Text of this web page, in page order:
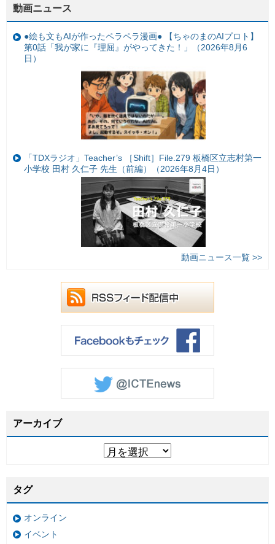
動画ニュース
●絵も文もAIが作ったペラペラ漫画● 【ちゃのまのAIプロト】
第0話「我が家に『理屈』がやってきた！」（2026年8月6
日）
「TDXラジオ」Teacher’s ［Shift］File.279 板橋区立志村第一
小学校 田村 久仁子 先生（前編）（2026年8月4日）
動画ニュース一覧 >>
アーカイブ
タグ
オンライン
イベント